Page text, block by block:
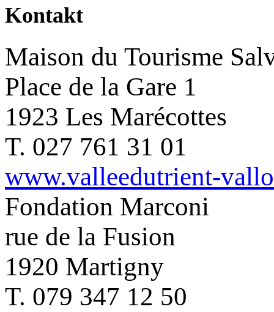
Kontakt
Maison du Tourisme
Place de la Gare 1
1923 Les Marécottes
T. 027 761 31 01
www.valleedutrient-
Fondation Marconi
rue de la Fusion
1920 Martigny
T. 079 347 12 50